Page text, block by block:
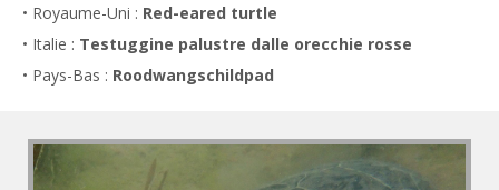
• Royaume-Uni : Red-eared turtle
• Italie : Testuggine palustre dalle orecchie rosse
• Pays-Bas : Roodwangschildpad